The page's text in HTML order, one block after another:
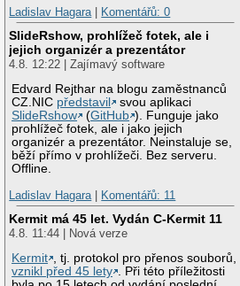
Ladislav Hagara| Komentářů: 0
SlideRshow, prohlížeč fotek, ale i
jejich organizér a prezentátor
4.8. 12:22 | Zajímavý software
Edvard Rejthar na blogu zaměstnanců
CZ.NIC představil
svou aplikaci
SlideRshow
(GitHub ). Funguje jako
prohlížeč fotek, ale i jako jejich
organizér a prezentátor. Neinstaluje se,
běží přímo v prohlížeči. Bez serveru.
Offline.
Ladislav Hagara| Komentářů: 11
Kermit má 45 let. Vydán C-Kermit 11
4.8. 11:44 | Nová verze
Kermit , tj. protokol pro přenos souborů,
vznikl před 45 lety . Při této příležitosti